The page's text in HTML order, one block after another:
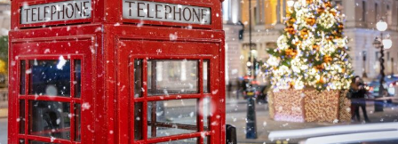
REPÚBLICA
DOMINICANA
OTROS DESTINOS EN
AMÉRICA
Guatemala